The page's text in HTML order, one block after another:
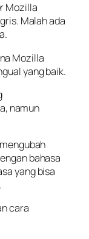
Mozilla
Malah ada
Mozilla
yang baik.
namun
bahasa
yang bisa
cara